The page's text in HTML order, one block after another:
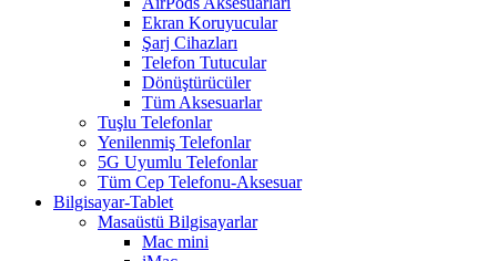
Ekran Koruyucular
Şarj Cihazları
Telefon Tutucular
Dönüştürücüler
Tüm Aksesuarlar
Tuşlu Telefonlar
Yenilenmiş Telefonlar
5G Uyumlu Telefonlar
Tüm Cep Telefonu-Aksesuar
Bilgisayar-Tablet
Masaüstü Bilgisayarlar
Mac mini